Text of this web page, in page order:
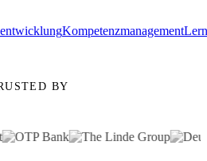
Kompetenzmanagement
BY